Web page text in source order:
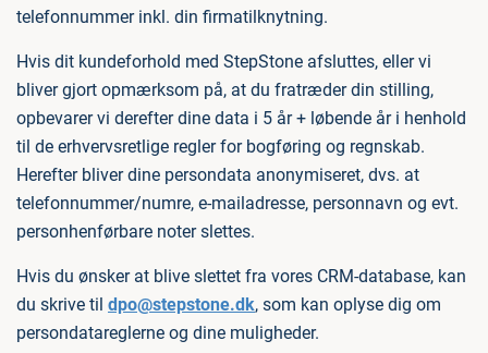
telefonnummer inkl. din firmatilknytning.
Hvis dit kundeforhold med StepStone afsluttes, eller vi
bliver gjort opmærksom på, at du fratræder din stilling,
opbevarer vi derefter dine data i 5 år + løbende år i henhold
til de erhvervsretlige regler for bogføring og regnskab.
Herefter bliver dine persondata anonymiseret, dvs. at
telefonnummer/numre, e-mailadresse, personnavn og evt.
personhenførbare noter slettes.
Hvis du ønsker at blive slettet fra vores CRM-database, kan
du skrive til dpo@stepstone.dk, som kan oplyse dig om
persondatareglerne og dine muligheder.